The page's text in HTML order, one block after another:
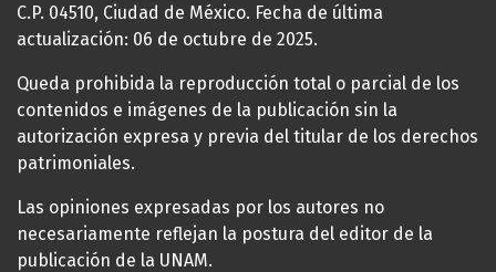
C.P. 04510, Ciudad de México. Fecha de última
actualización: 06 de octubre de 2025.
Queda prohibida la reproducción total o parcial de los
contenidos e imágenes de la publicación sin la
autorización expresa y previa del titular de los derechos
patrimoniales.
Las opiniones expresadas por los autores no
necesariamente reflejan la postura del editor de la
publicación de la UNAM.